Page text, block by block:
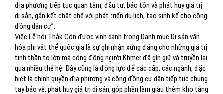
địa phương tiếp tục quan tâm, đầu tư, bảo tồn và phát huy giá trị
di sản, gắn kết chặt chẽ với phát triển du lịch, tạo sinh kế cho cộng
đồng dân cư”.
Việc Lễ hội Thắk Côn được vinh danh trong Danh mục Di sản văn
hóa phi vật thể quốc gia là sự ghi nhận xứng đáng cho những giá trị
tinh thần to lớn mà cộng đồng người Khmer đã gìn giữ và truyền lại
qua nhiều thế hệ. Đây cũng là động lực để các cấp, các ngành, đặc
biệt là chính quyền địa phương và cộng đồng cư dân tiếp tục chung
tay bảo vệ, phát huy giá trị di sản, góp phần làm giàu thêm kho tàng